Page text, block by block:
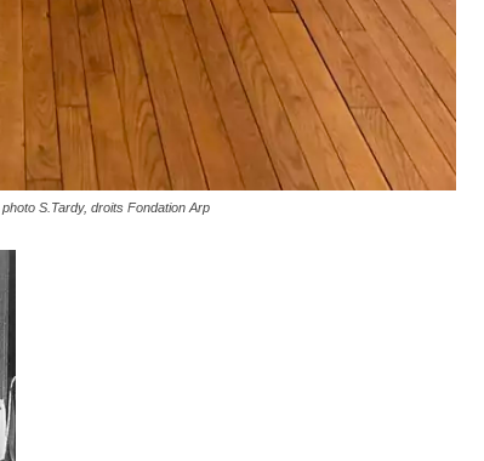
photo S.Tardy, droits Fondation Arp